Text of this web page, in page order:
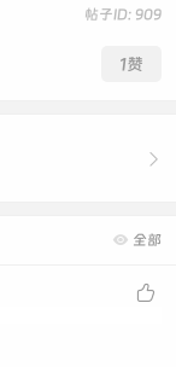
帖子ID: 909
1赞

 全部
